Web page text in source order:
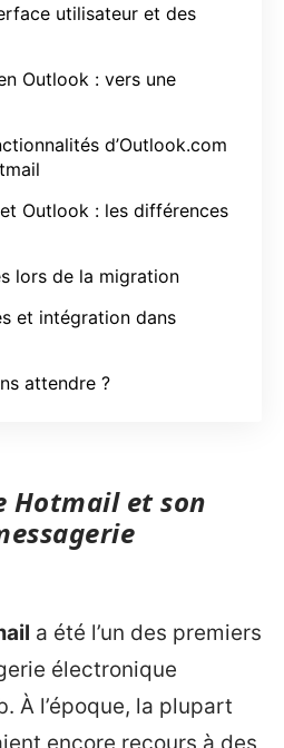
utilisateur et des
Outlook : vers une
d’Outlook.com
Outlook : les différences
lors de la migration
et intégration dans
attendre ?
Hotmail et son
a été l’un des premiers
électronique
À l’époque, la plupart
encore recours à des